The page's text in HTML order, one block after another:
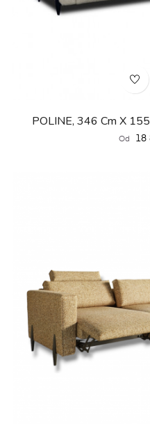
POLINE, 346 Cm X
Od 18